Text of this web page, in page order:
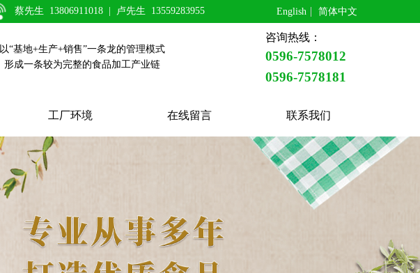
蔡先生 13806911018 | 卢先生 13559283955 English 简体中文
以“基地+生产+销售”一条龙的管理模式
形成一条较为完整的食品加工产业链
咨询热线：
0596-7578012
0596-7578181
工厂环境 在线留言 联系我们